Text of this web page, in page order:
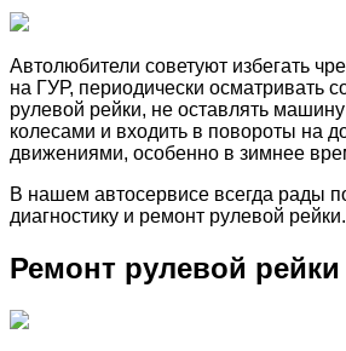
Автолюбители советуют избегать
на ГУР, периодически осматривать
рулевой рейки, не оставлять
колесами и входить в повороты на
движениями, особенно в зимнее
В нашем автосервисе всегда рады
диагностику и ремонт рулевой рейки.
Ремонт рулевой